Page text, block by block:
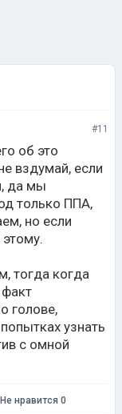
#11
об это
вздумай, если
да мы
только ППА,
но если
тогда когда
голове,
узнать
с омной
Не нравится 0